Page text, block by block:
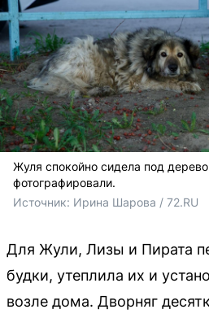
Жуля спокойно сидела под
фотографировали.
Источник: Ирина Шарова / 72.RU
Для Жули, Лизы и Пирата
будки, утеплила их и
возле дома. Дворняг